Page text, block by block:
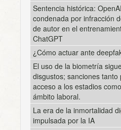
Sentencia histórica: OpenAI
condenada por infracción
de autor en el
ChatGPT
¿Cómo actuar ante
El uso de la biometría
disgustos; sanciones tanto
acceso a los estadios
ámbito laboral.
La era de la inmortalidad
impulsada por la IA